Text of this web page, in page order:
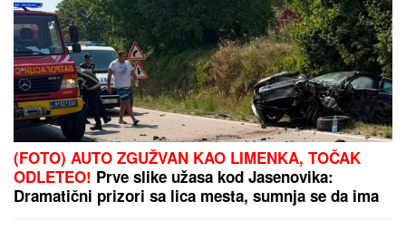
(FOTO) AUTO ZGUŽVAN KAO LIMENKA, TOČAK
ODLETEO! Prve slike užasa kod Jasenovika:
Dramatični prizori sa lica mesta, sumnja se da ima